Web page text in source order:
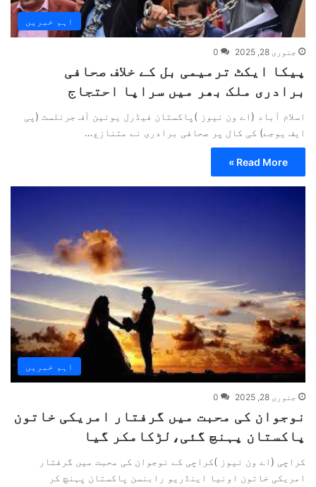
اہم خبریں
جنوری 28, 2025 0
پیکا ایکٹ ترمیمی بل کے خلاف صحافی
برادری ملک بھر میں سراپا احتجاج
اسلام آباد (اے ون نیوز )پاکستان فیڈرل یونین آف جرنلسٹ (پی
ایف یوجے) کی کال پر صحافی برادری نے متنازع…
Read More »
اہم خبریں
جنوری 28, 2025 0
نوجوان کی محبت میں گرفتار امریکی خاتون
پاکستان پہنچ گئی،لڑکامکر گیا
کراچی (اے ون نیوز )کراچی کے نوجوان کی محبت میں گرفتار
امریکی خاتون اونیا اینڈریو رابنسن پاکستان پہنچ کر